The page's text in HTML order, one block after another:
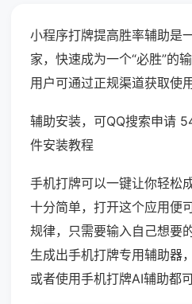
小程序打牌提高胜率辅助是
家，快速成为一个“必胜”的
用户可通过正规渠道获取使用
辅助安装，可QQ搜索申请
件安装教程
手机打牌可以一键让你轻松
十分简单，打开这个应用便
规律，只需要输入自己想要
生成出手机打牌专用辅助器
或者使用手机打牌AI辅助都